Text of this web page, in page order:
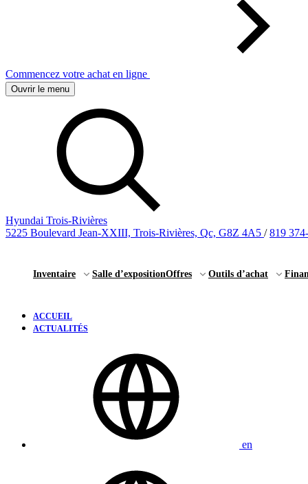
Commencez votre achat en ligne
Ouvrir le menu
Hyundai Trois-Rivières
5225 Boulevard Jean-XXIII, Trois-Rivières, Qc, G8Z 4A5 / 819
Inventaire Salle d’expositionOffres Outils d’achat
ACCUEIL
ACTUALITÉS
en